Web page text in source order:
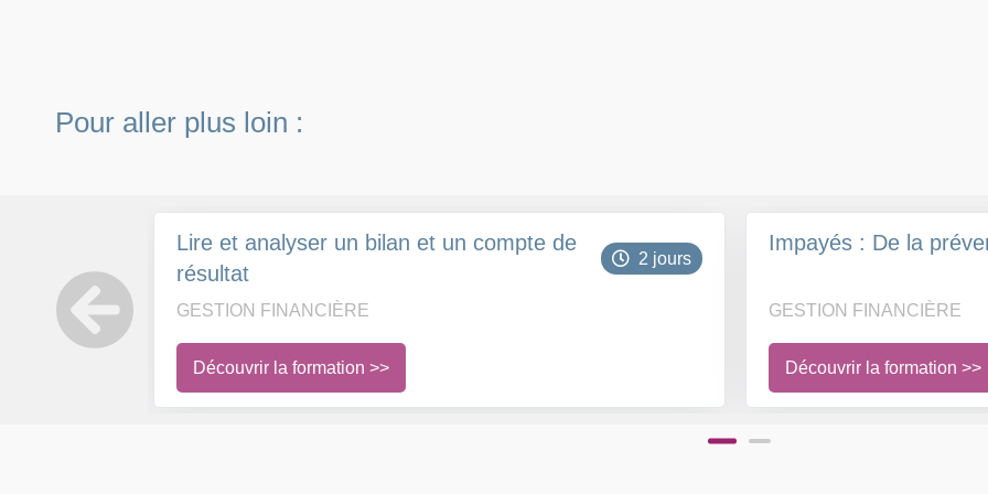
Pour aller plus loin :
Lire et analyser un bilan et un compte de
résultat
2 jours
GESTION FINANCIÈRE
Découvrir la formation >>
Impayés : De la
GESTION FINANCIÈRE
Découvrir la formation >>